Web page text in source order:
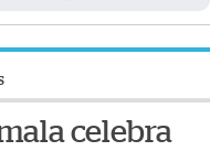
celebra